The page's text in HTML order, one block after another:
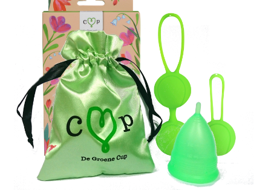
Menstruatieondergoed
Menstruatiepijn
Menstruatiesponsjes
Seksualiteit
Tampons
Stimulatie, vibrators